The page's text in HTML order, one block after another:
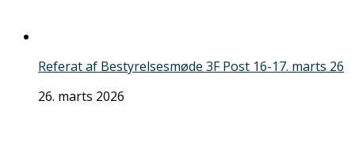
Referat af Bestyrelsesmøde 3F Post 16-17. marts 26
26. marts 2026